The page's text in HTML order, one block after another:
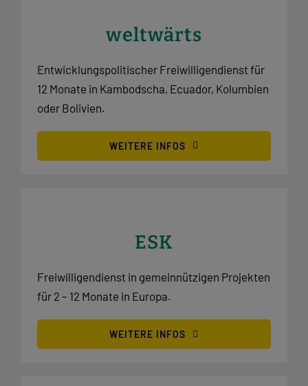
weltwärts
Entwicklungspolitischer Freiwilligendienst für
12 Monate in Kambodscha, Ecuador, Kolumbien
oder Bolivien.
WEITERE INFOS
ESK
Freiwilligendienst in gemeinnützigen Projekten
für 2 – 12 Monate in Europa.
WEITERE INFOS